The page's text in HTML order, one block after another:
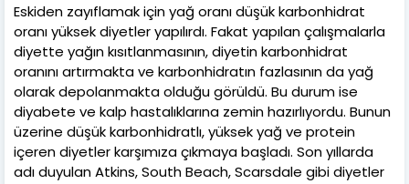
Eskiden zayıflamak için yağ oranı düşük karbonhidrat
oranı yüksek diyetler yapılırdı. Fakat yapılan çalışmalarla
diyette yağın kısıtlanmasının, diyetin karbonhidrat
oranını artırmakta ve karbonhidratın fazlasının da yağ
olarak depolanmakta olduğu görüldü. Bu durum ise
diyabete ve kalp hastalıklarına zemin hazırlıyordu. Bunun
üzerine düşük karbonhidratlı, yüksek yağ ve protein
içeren diyetler karşımıza çıkmaya başladı. Son yıllarda
adı duyulan Atkins, South Beach, Scarsdale gibi diyetler